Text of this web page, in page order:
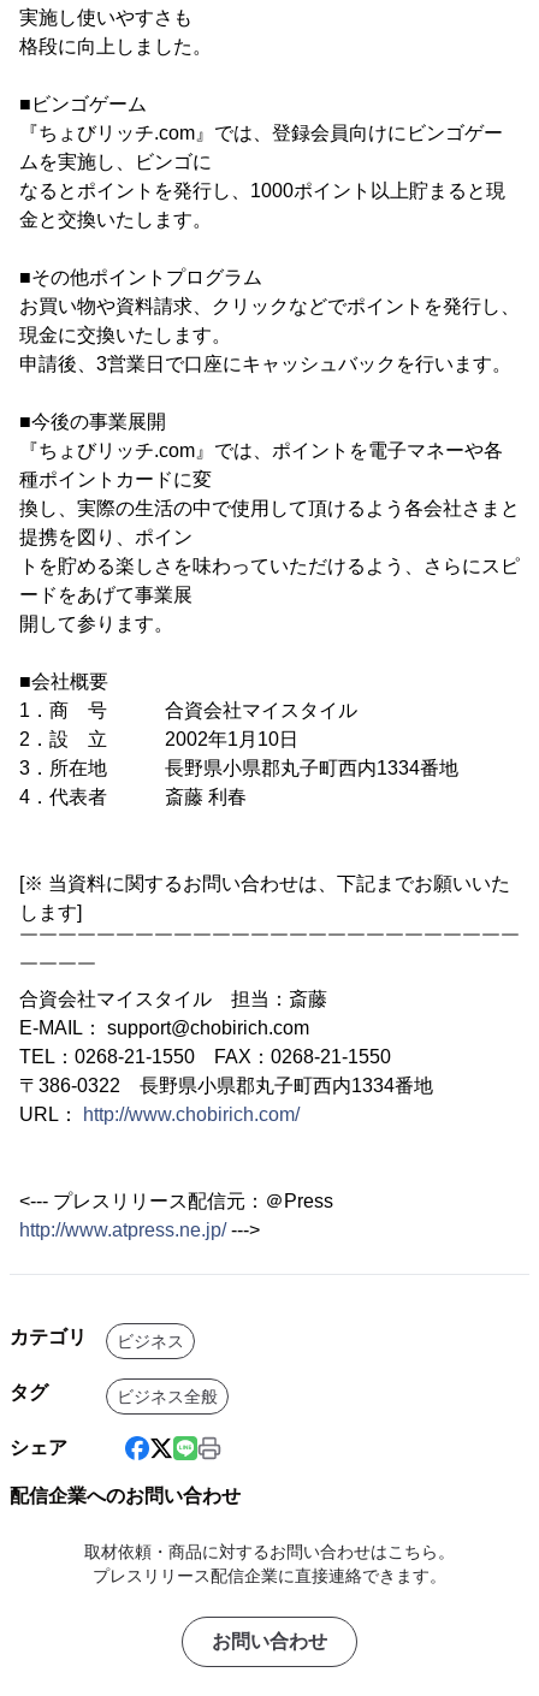
実施し使いやすさも
格段に向上しました。
■ビンゴゲーム
『ちょびリッチ.com』では、登録会員向けにビンゴゲー
ムを実施し、ビンゴに
なるとポイントを発行し、1000ポイント以上貯まると現
金と交換いたします。
■その他ポイントプログラム
お買い物や資料請求、クリックなどでポイントを発行し、
現金に交換いたします。
申請後、3営業日で口座にキャッシュバックを行います。
■今後の事業展開
『ちょびリッチ.com』では、ポイントを電子マネーや各
種ポイントカードに変
換し、実際の生活の中で使用して頂けるよう各会社さまと
提携を図り、ポイン
トを貯める楽しさを味わっていただけるよう、さらにスピ
ードをあげて事業展
開して参ります。
■会社概要
1．商 号 合資会社マイスタイル
2．設 立 2002年1月10日
3．所在地 長野県小県郡丸子町西内1334番地
4．代表者 斎藤 利春
[※ 当資料に関するお問い合わせは、下記までお願いいた
します]
￣￣￣￣￣￣￣￣￣￣￣￣￣￣￣￣￣￣￣￣￣￣￣￣￣￣
￣￣￣￣
合資会社マイスタイル 担当：斎藤
E-MAIL： support@chobirich.com
TEL：0268-21-1550 FAX：0268-21-1550
〒386-0322 長野県小県郡丸子町西内1334番地
URL：
http://www.chobirich.com/
<--- プレスリリース配信元：＠Press
http://www.atpress.ne.jp/--->
カテゴリ ビジネス
タグ ビジネス全般
シェア
配信企業へのお問い合わせ
取材依頼・商品に対するお問い合わせはこちら。
プレスリリース配信企業に直接連絡できます。
お問い合わせ